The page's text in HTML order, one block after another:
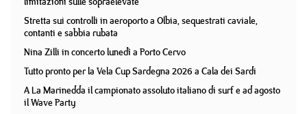
Stretta sui controlli in aeroporto a Olbia, sequestrati caviale,
contanti e sabbia rubata
Nina Zilli in concerto lunedì a Porto Cervo
Tutto pronto per la Vela Cup Sardegna 2026 a Cala dei Sardi
A La Marinedda il campionato assoluto italiano di surf e ad agosto
il Wave Party